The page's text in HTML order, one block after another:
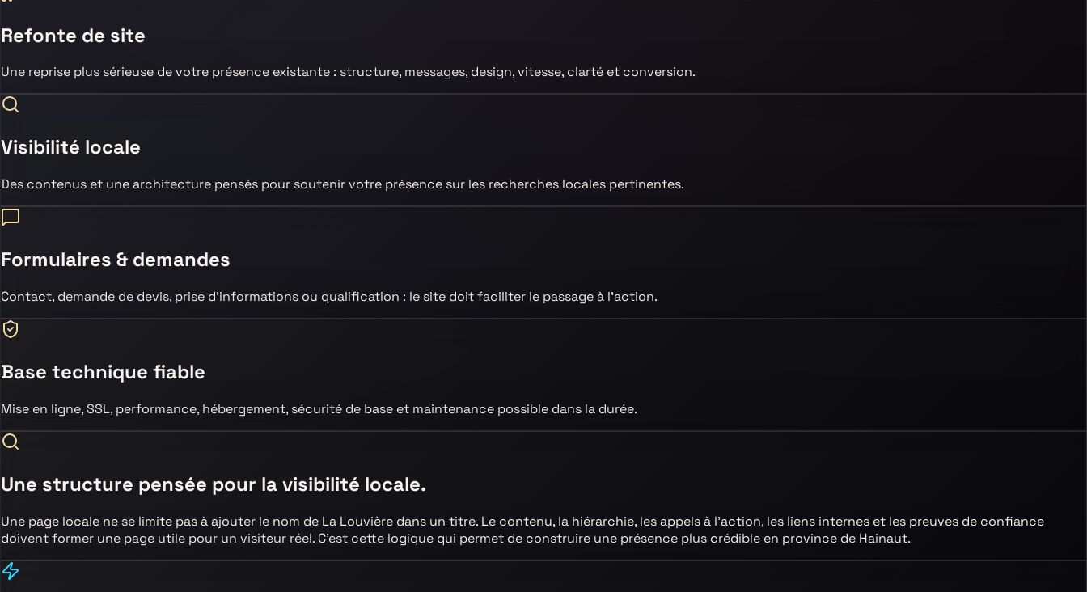
Refonte de site
Une reprise plus sérieuse de votre présence existante : structure, messages, design, vitesse, clarté et conversion.
Visibilité locale
Des contenus et une architecture pensés pour soutenir votre présence sur les recherches locales pertinentes.
Formulaires & demandes
Contact, demande de devis, prise d’informations ou qualification : le site doit faciliter le passage à l’action.
Base technique fiable
Mise en ligne, SSL, performance, hébergement, sécurité de base et maintenance possible dans la durée.
Une structure pensée pour la visibilité locale.
Une page locale ne se limite pas à ajouter le nom de La Louvière dans un titre. Le contenu, la hiérarchie, les appels à l’action, les liens internes et les preuves de confiance
doivent former une page utile pour un visiteur réel. C’est cette logique qui permet de construire une présence plus crédible en province de Hainaut.